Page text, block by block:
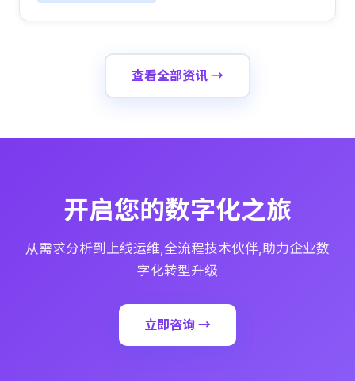
查看全部资讯 →
开启您的数字化之旅
从需求分析到上线运维,全流程技术伙伴,助力企业数
字化转型升级
立即咨询 →